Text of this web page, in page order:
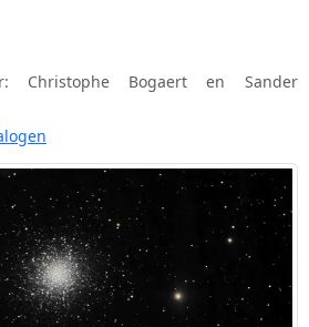
Christophe Bogaert en Sander